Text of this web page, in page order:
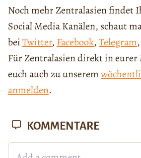
Noch mehr Zentralasien findet
Social Media Kanälen, schaut
beiTwitter, Facebook,Telegram,
Für Zentralasien direkt in
euch auch zu unserem
anmelden.
KOMMENTARE